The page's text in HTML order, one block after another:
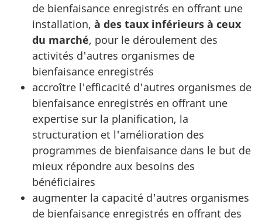
de bienfaisance enregistrés en offrant une
installation, à des taux inférieurs à ceux
du marché, pour le déroulement des
activités d'autres organismes de
bienfaisance enregistrés
accroître l'efficacité d'autres organismes de
bienfaisance enregistrés en offrant une
expertise sur la planification, la
structuration et l'amélioration des
programmes de bienfaisance dans le but de
mieux répondre aux besoins des
bénéficiaires
augmenter la capacité d'autres organismes
de bienfaisance enregistrés en offrant des